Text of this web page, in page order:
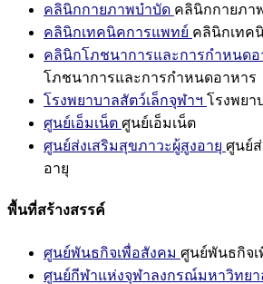
คลินิกกายภาพบำบัด คลินิกกายภา
คลินิกเทคนิคการแพทย์ คลินิกเทค
คลินิกโภชนาการและการกำหนดอ
โภชนาการและการกำหนดอาหาร
โรงพยาบาลสัตว์เล็กจุฬาฯ โรงพยา
ศูนย์เอ็มเน็ต ศูนย์เอ็มเน็ต
ศูนย์ส่งเสริมสุขภาวะผู้สูงอายุ ศูนย์ส่
อายุ
พื้นที่สร้างสรรค์
ศูนย์พันธกิจเพื่อสังคม ศูนย์พันธกิจเ
ศูนย์กีฬาแห่งจุฬาลงกรณ์มหาวิทยา